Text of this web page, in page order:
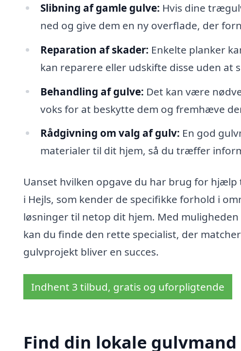
Slibning af gamle gulve: Hvis dine
ned og give dem en ny overflade, der
Reparation af skader: Enkelte planker
kan reparere eller udskifte disse uden at
Behandling af gulve: Det kan være
voks for at beskytte dem og fremhæve
Rådgivning om valg af gulv: En god
materialer til dit hjem, så du træffer
Uanset hvilken opgave du har brug for
i Hejls, som kender de specifikke forhold i
løsninger til netop dit hjem. Med
kan du finde den rette specialist, der
gulvprojekt bliver en succes.
Indhent 3 tilbud, gratis og uforpligtende
Find din lokale gulvmand